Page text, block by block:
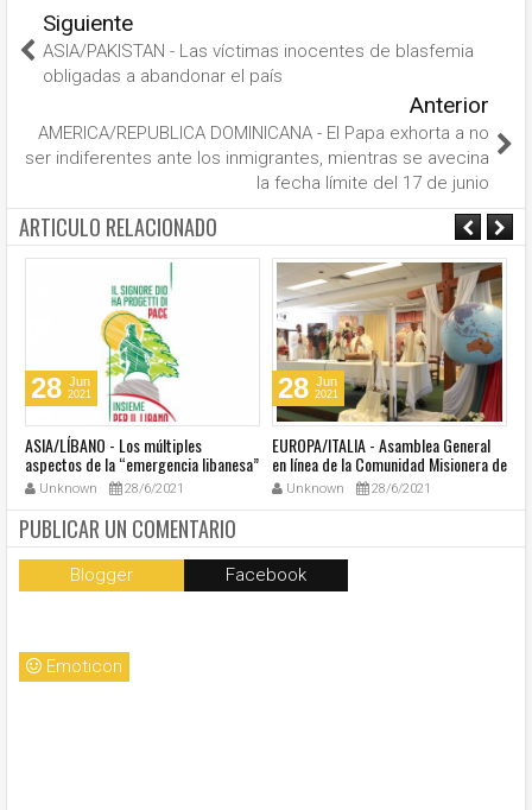
Siguiente
ASIA/PAKISTAN - Las víctimas inocentes de blasfemia
obligadas a abandonar el país
Anterior
AMERICA/REPUBLICA DOMINICANA - El Papa exhorta a no
ser indiferentes ante los inmigrantes, mientras se avecina
la fecha límite del 17 de junio
ARTICULO RELACIONADO
28 Jun
2021
ASIA/LÍBANO - Los múltiples
aspectos de la “emergencia libanesa”
al centro de la cumbre eclesial
convocada por el Papa Francisco
Unknown 28/6/2021
28 Jun
2021
EUROPA/ITALIA - Asamblea General
en línea de la Comunidad Misionera de
Villaregia
Unknown 28/6/2021
PUBLICAR UN COMENTARIO
Blogger Facebook
Emoticon